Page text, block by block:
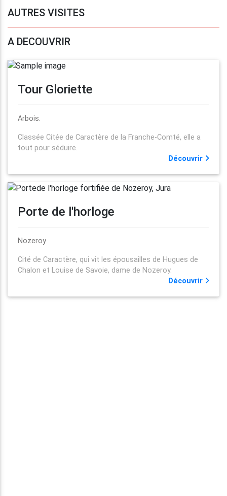
AUTRES VISITES
A DECOUVRIR
Tour Gloriette
Arbois.
Classée Citée de Caractère de la Franche-Comté, elle a
tout pour séduire.
Découvrir
Porte de l'horloge
Nozeroy
Cité de Caractère, qui vit les épousailles de Hugues de
Chalon et Louise de Savoie, dame de Nozeroy.
Découvrir